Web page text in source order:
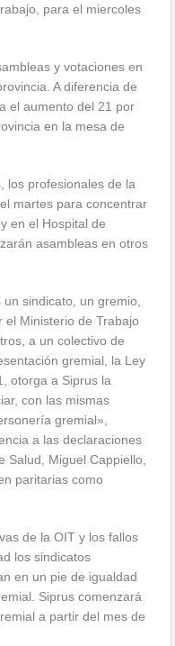
para el miercoles
y votaciones en
A diferencia de
el aumento del 21 por
en la mesa de
los profesionales de la
martes para concentrar
en el Hospital de
asambleas en otros
sindicato, un gremio,
el Ministerio de Trabajo
a un colectivo de
gremial, la Ley
otorga a Siprus la
con las mismas
gremial»,
a las declaraciones
Salud, Miguel Cappiello,
paritarias como
de la OIT y los fallos
los sindicatos
en un pie de igualdad
Siprus comenzará
a partir del mes de